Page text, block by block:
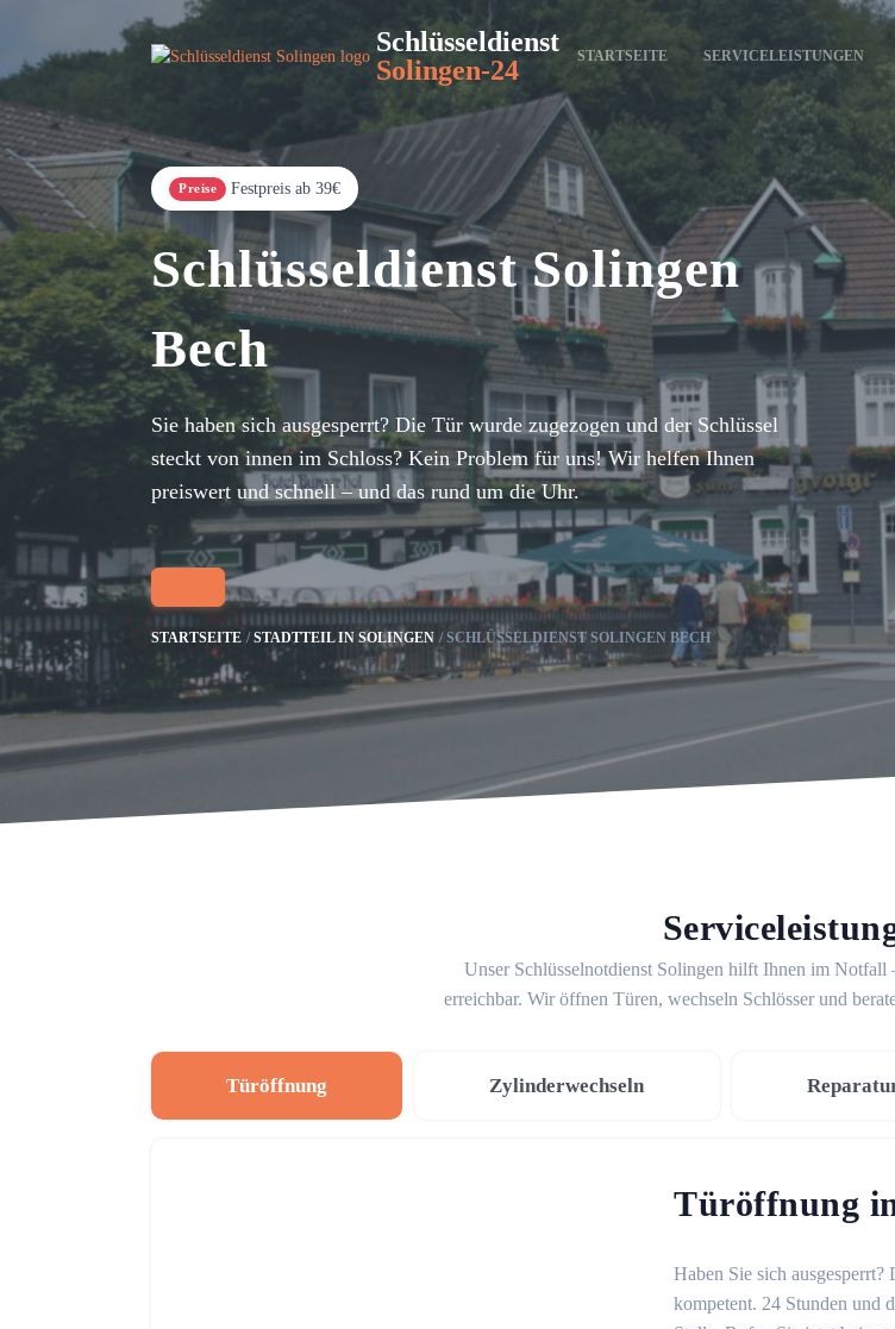
Schlüsseldienst
Solingen-24
STARTSEITE SERVICELEISTUNGEN
Preise Festpreis ab 39€
Schlüsseldienst Solingen
Bech
Sie haben sich ausgesperrt? Die Tür wurde zugezogen und der Schlüssel
steckt von innen im Schloss? Kein Problem für uns! Wir helfen Ihnen
preiswert und schnell – und das rund um die Uhr.
STARTSEITE STADTTEIL IN SOLINGEN SCHLÜSSELDIENST SOLINGEN BECH
Unser Schlüsselnotdienst Solingen hilft Ihnen im Notfall
erreichbar. Wir öffnen Türen, wechseln Schlösser und
Türöffnung Zylinderwechseln
Türöffnung
Haben Sie sich
kompetent. 24 Stunden und